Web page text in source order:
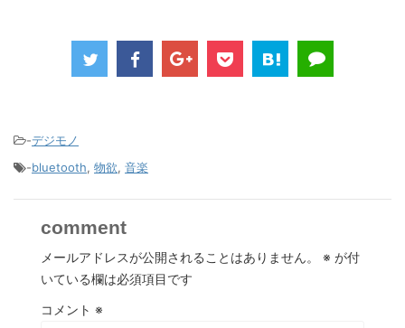
-デジモノ
-bluetooth, 物欲, 音楽
comment
メールアドレスが公開されることはありません。 ※ が付
いている欄は必須項目です
コメント ※